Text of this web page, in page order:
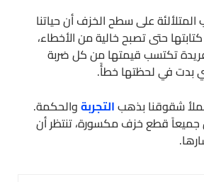
على سطح الخزف أن حياتنا
حتى تصبح خالية من الأخطاء،
تكتسب قيمتها من كل ضربة
بدت في لحظتها خطأً.
شقوقنا بذهبالتجربةوالحكمة.
جميعاً قطع خزف مكسورة، تنتظر أن